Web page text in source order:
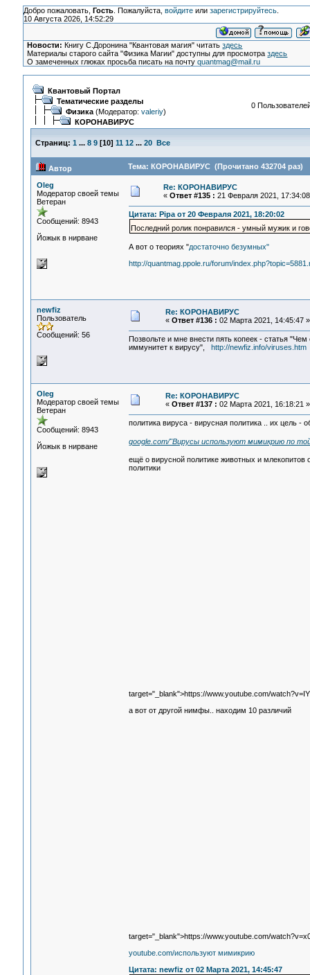
Добро пожаловать, Гость. Пожалуйста, войдитеили зарегистрируйтесь.
10 Августа 2026, 14:52:29
Новости: Книгу С.Доронина "Квантовая магия" читатьздесь
Материалы старого сайта "Физика Магии" доступны для просмотраздесь
О замеченных глюках просьба писать на почтуquantmag@mail.ru
Квантовый Портал
Тематические разделы
Физика(Модератор: valeriy)
КОРОНАВИРУС
0
Страниц: 1 ... 8 9[10] 11 12 ... 20 Все
Автор Тема: КОРОНАВИРУС (Прочитано 432704 раз)
Oleg
Модератор своей темы
Ветеран
Сообщений: 8943
Йожык в нирване
Re: КОРОНАВИРУС
« Ответ #135 : 21 Февраля 2021,
Цитата: Pipa от 20 Февраля 2021, 18:20:02
Последний ролик понравился - умный мужик и
А вот о теориях "достаточно безумных"
http://quantmag.ppole.ru/forum/
newfiz
Пользователь
Сообщений: 56
Re: КОРОНАВИРУС
« Ответ #136 : 02 Марта 2021, 14:45:47 »
Позвольте и мне внести пять копеек - статья
иммунитет к вирусу",
http://newfiz.info/viruses.htm
Oleg
Модератор своей темы
Ветеран
Сообщений: 8943
Йожык в нирване
Re: КОРОНАВИРУС
« Ответ #137 : 02 Марта 2021, 16:18:21 »
политика вируса - вирусная политика .. их цель -
google.com/"Вирусы используют мимикрию по
ещё о вирусной политике животных и
политики
target="_blank">https://www.youtube.com/
а вот от другой нимфы.. находим 10 различий
target="_blank">https://www.youtube.com/
youtube.com/используют мимикрию
Цитата: newfiz от 02 Марта 2021, 14:45:47